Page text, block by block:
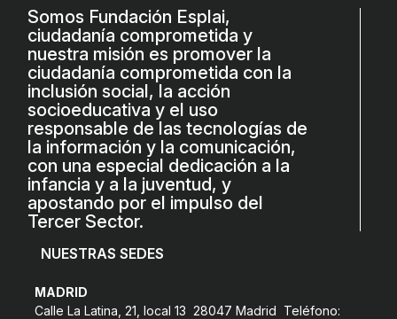
Somos Fundación Esplai,
ciudadanía comprometida y
nuestra misión es promover la
ciudadanía comprometida con la
inclusión social, la acción
socioeducativa y el uso
responsable de las tecnologías de
la información y la comunicación,
con una especial dedicación a la
infancia y a la juventud, y
apostando por el impulso del
Tercer Sector.
NUESTRAS SEDES
MADRID
Calle La Latina, 21, local 13 28047 Madrid Teléfono:
Missió i valors
Els comptes clars
Memòria d'activitats
Proposta educativa
ACTUALITAT
Notícies
Butlletins
Fundesplai als mitjans